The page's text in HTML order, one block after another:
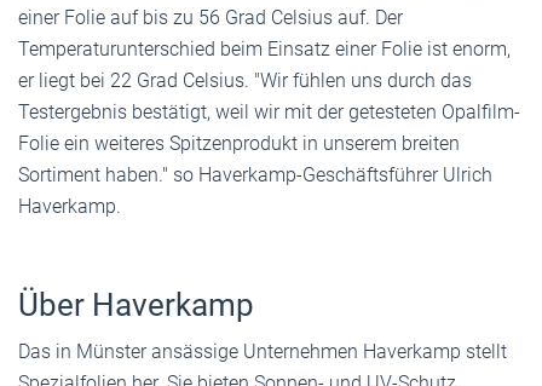
einer Folie auf bis zu 56 Grad Celsius auf. Der
Temperaturunterschied beim Einsatz einer Folie ist enorm,
er liegt bei 22 Grad Celsius. "Wir fühlen uns durch das
Testergebnis bestätigt, weil wir mit der getesteten Opalfilm-
Folie ein weiteres Spitzenprodukt in unserem breiten
Sortiment haben." so Haverkamp-Geschäftsführer Ulrich
Haverkamp.
Über Haverkamp
Das in Münster ansässige Unternehmen Haverkamp stellt